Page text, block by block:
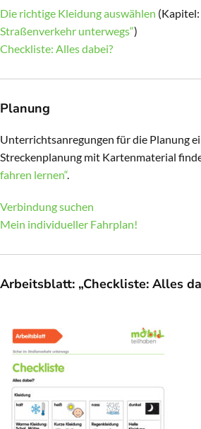
Die richtige Kleidung auswählen (Kapitel:
Straßenverkehr unterwegs“)
Checkliste: Alles dabei?
Planung
Unterrichtsanregungen für die Planung
Streckenplanung mit Kartenmaterial
fahren lernen“.
Verbindung suchen
Mein individueller Fahrplan!
Arbeitsblatt: „Checkliste: Alles